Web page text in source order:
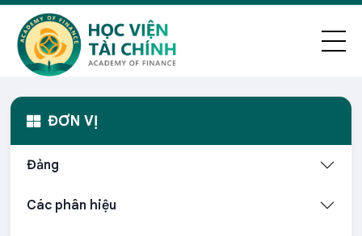
ĐƠN VỊ
Đảng
Các phân hiệu